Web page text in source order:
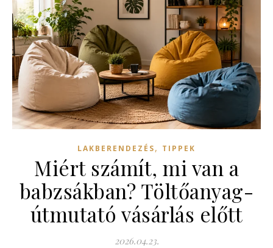
LAKBERENDEZÉS, TIPPEK
Miért számít, mi van a
babzsákban? Töltőanyag-
útmutató vásárlás előtt
2026.04.23.